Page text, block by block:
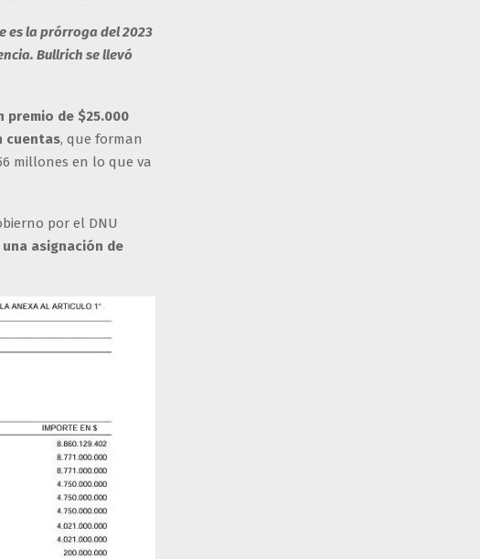
es la prórroga del 2023
Bullrich se llevó
premio de $25.000
cuentas, que forman
millones en lo que va
por el DNU
asignación de